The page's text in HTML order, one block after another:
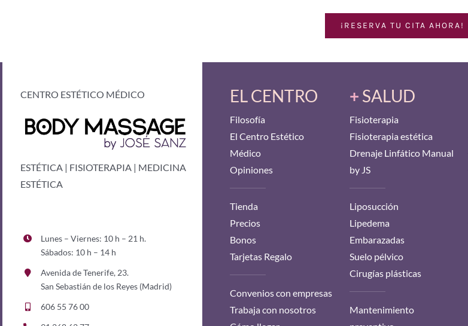
¡RESERVA TU CITA AHORA!
CENTRO ESTÉTICO MÉDICO
ESTÉTICA | FISIOTERAPIA | MEDICINA
ESTÉTICA
Lunes – Viernes: 10 h – 21 h.
Sábados: 10 h – 14 h
Avenida de Tenerife, 23.
San Sebastián de los Reyes (Madrid)
606 55 76 00
EL CENTRO
Filosofía
El Centro Estético
Médico
Opiniones
Tienda
Precios
Bonos
Tarjetas Regalo
Convenios con empresas
Trabaja con nosotros
+ SALUD
Fisioterapia
Fisioterapia estética
Drenaje Linfático Manual
by JS
Liposucción
Lipedema
Embarazadas
Suelo pélvico
Cirugías plásticas
Mantenimiento